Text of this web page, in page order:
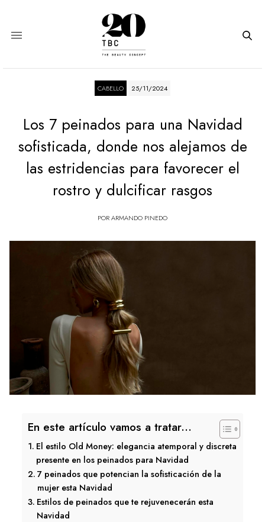
CABELLO 25/11/2024
Los 7 peinados para una Navidad
sofisticada, donde nos alejamos de
las estridencias para favorecer el
rostro y dulcificar rasgos
PORARMANDO PINEDO
En este artículo vamos a tratar...
El estilo Old Money: elegancia atemporal y discreta
presente en los peinados para Navidad
7 peinados que potencian la sofisticación de la
mujer esta Navidad
Estilos de peinados que te rejuvenecerán esta
Navidad